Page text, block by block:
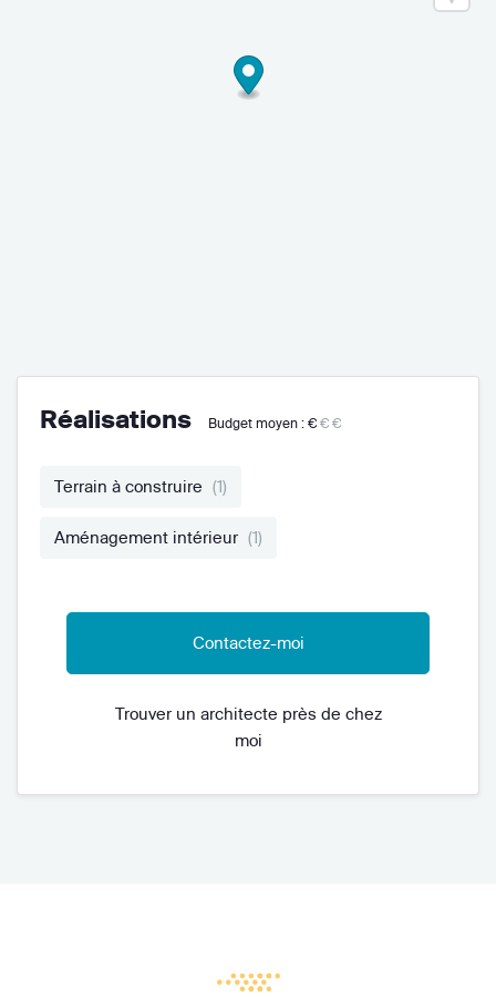
Réalisations Budget moyen : €€€
Terrain à construire (1)
Aménagement intérieur (1)
Contactez-moi
Trouver un architecte près de chez
moi